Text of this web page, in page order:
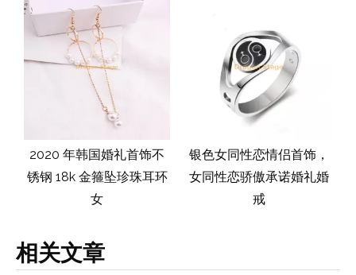
礼首饰不
坠珍珠耳环
银色女同性恋情侣首饰，
女同性恋骄傲承诺婚礼婚
高品质女士婚礼
锆石 S925 纯银
相关文章